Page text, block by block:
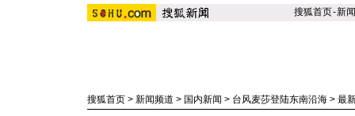
搜狐首页-新闻
搜狐首页 > 新闻频道 > 国内新闻 > 台风麦莎登陆东南沿海 > 最